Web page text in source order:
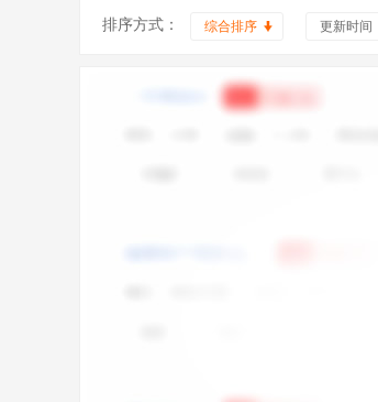
排序方式： 综合排序 更新时间